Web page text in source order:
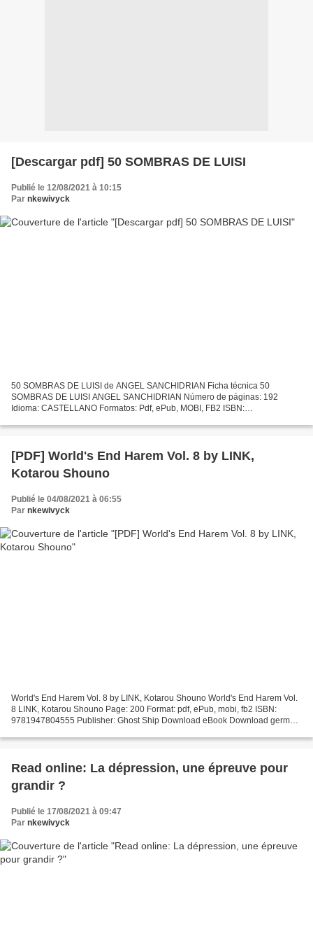
[Descargar pdf] 50 SOMBRAS DE LUISI
Publié le 12/08/2021 à 10:15
Par nkewivyck
50 SOMBRAS DE LUISI de ANGEL SANCHIDRIAN Ficha técnica 50
SOMBRAS DE LUISI ANGEL SANCHIDRIAN Número de páginas: 192
Idioma: CASTELLANO Formatos: Pdf, ePub, MOBI, FB2 ISBN:
eBook gratis...
[PDF] World's End Harem Vol. 8 by LINK,
Kotarou Shouno
Publié le 04/08/2021 à 06:55
Par nkewivyck
World's End Harem Vol. 8 by LINK, Kotarou Shouno World's End Harem Vol.
8 LINK, Kotarou Shouno Page: 200 Format: pdf, ePub, mobi, fb2 ISBN:
9781947804555 Publisher: Ghost Ship Download eBook Download german
Read online: La dépression, une épreuve pour
grandir ?
Publié le 17/08/2021 à 09:47
Par nkewivyck